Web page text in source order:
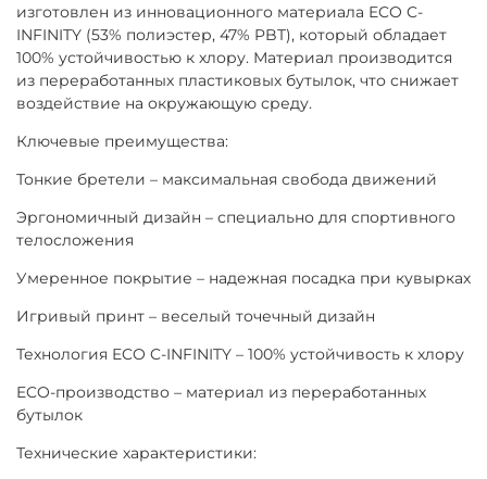
изготовлен из инновационного материала ECO C-
INFINITY (53% полиэстер, 47% PBT), который обладает
100% устойчивостью к хлору. Материал производится
из переработанных пластиковых бутылок, что снижает
воздействие на окружающую среду.
Ключевые преимущества:
Тонкие бретели – максимальная свобода движений
Эргономичный дизайн – специально для спортивного
телосложения
Умеренное покрытие – надежная посадка при кувырках
Игривый принт – веселый точечный дизайн
Технология ECO C-INFINITY – 100% устойчивость к хлору
ECO-производство – материал из переработанных
бутылок
Технические характеристики: